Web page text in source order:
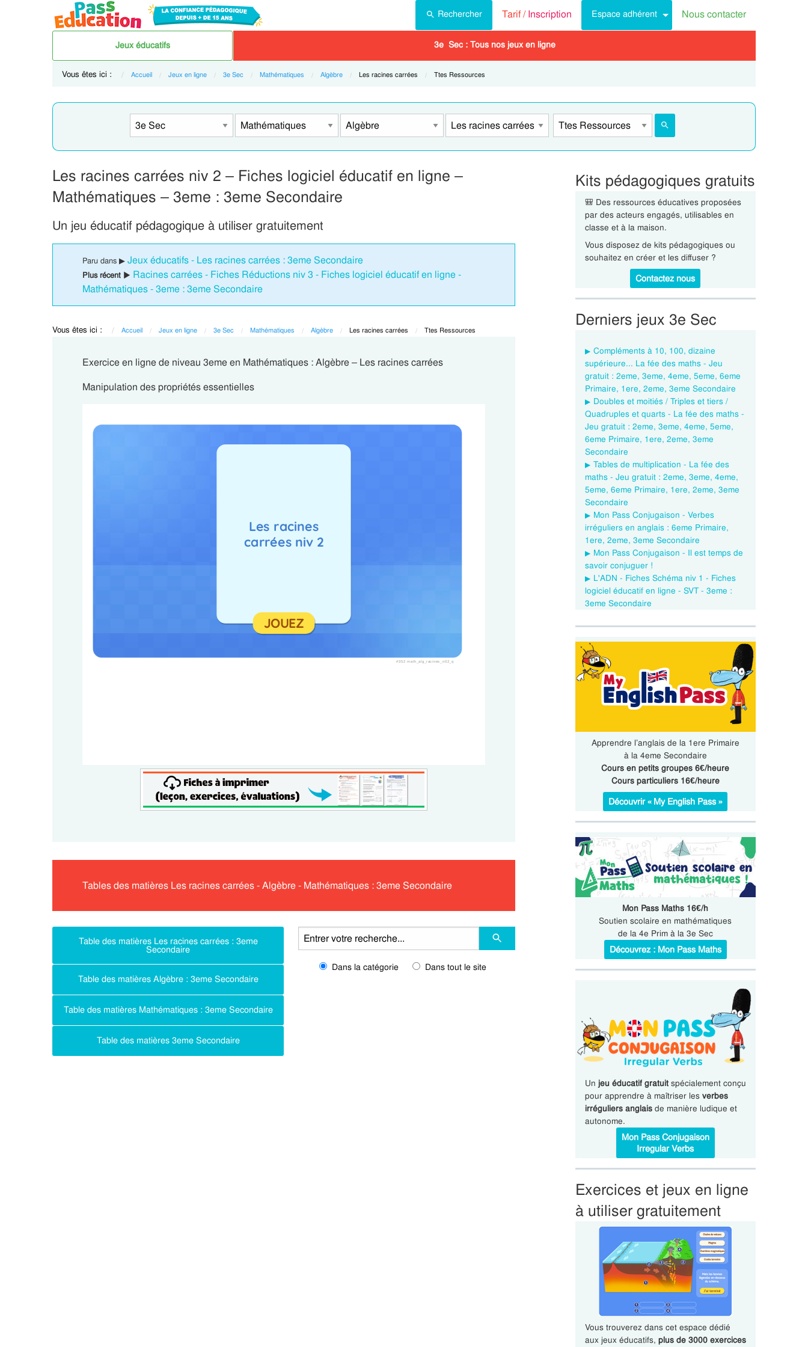
Rechercher Tarif /Inscription Espace adhérent Nous contacter
Jeux éducatifs 3e Sec : Tous nos jeux en ligne
Vous êtes ici : Accueil Jeux en ligne 3e Sec Mathématiques Algèbre Current:
Les racines carrées Current:
Ttes Ressources
Les racines carrées niv 2 – Fiches logiciel éducatif en ligne –
Mathématiques – 3eme : 3eme Secondaire
Un jeu éducatif pédagogique à utiliser gratuitement
Paru dans ▶ Jeux éducatifs - Les racines carrées : 3eme Secondaire
Plus récent ▶ Racines carrées - Fiches Réductions niv 3 - Fiches logiciel éducatif en ligne -
Mathématiques - 3eme : 3eme Secondaire
Vous êtes ici : Accueil Jeux en ligne 3e Sec Mathématiques Algèbre Current:
Les racines carrées Current:
Ttes Ressources
Exercice en ligne de niveau 3eme en Mathématiques : Algèbre – Les racines carrées
Manipulation des propriétés essentielles
Tables des matières Les racines carrées - Algèbre - Mathématiques : 3eme Secondaire
Table des matières Les racines carrées : 3eme
Secondaire
Table des matières Algèbre : 3eme Secondaire
Table des matières Mathématiques : 3eme Secondaire
Table des matières 3eme Secondaire
Dans la catégorie Dans tout le site
Kits pédagogiques gratuits
🎒 Des ressources éducatives proposées
par des acteurs engagés, utilisables en
classe et à la maison.
Vous disposez de kits pédagogiques ou
souhaitez en créer et les diffuser ?
Contactez nous
Derniers jeux 3e Sec
Compléments à 10, 100, dizaine
supérieure... La fée des maths - Jeu
gratuit : 2eme, 3eme, 4eme, 5eme, 6eme
Primaire, 1ere, 2eme, 3eme Secondaire
Doubles et moitiés / Triples et tiers /
Quadruples et quarts - La fée des maths -
Jeu gratuit : 2eme, 3eme, 4eme, 5eme,
6eme Primaire, 1ere, 2eme, 3eme
Secondaire
Tables de multiplication - La fée des
maths - Jeu gratuit : 2eme, 3eme, 4eme,
5eme, 6eme Primaire, 1ere, 2eme, 3eme
Secondaire
Mon Pass Conjugaison - Verbes
irréguliers en anglais : 6eme Primaire,
1ere, 2eme, 3eme Secondaire
Mon Pass Conjugaison - Il est temps de
savoir conjuguer !
L'ADN - Fiches Schéma niv 1 - Fiches
logiciel éducatif en ligne - SVT - 3eme :
3eme Secondaire
Apprendre l’anglais de la 1ere Primaire
à la 4eme Secondaire
Cours en petits groupes 6€/heure
Cours particuliers 16€/heure
Découvrir « My English Pass »
Mon Pass Maths 16€/h
Soutien scolaire en mathématiques
de la 4e Prim à la 3e Sec
Découvrez : Mon Pass Maths
Un jeu éducatif gratuitspécialement conçu
pour apprendre à maîtriser les verbes
irréguliers anglaisde manière ludique et
autonome.
Mon Pass Conjugaison
Irregular Verbs
Exercices et jeux en ligne
à utiliser gratuitement
Vous trouverez dans cet espace dédié
aux jeux éducatifs, plus de 3000 exercices